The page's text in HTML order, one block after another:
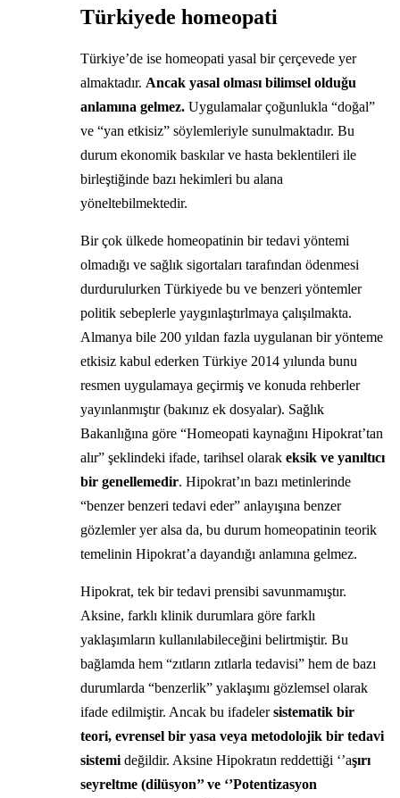
Türkiyede homeopati
Türkiye’de ise homeopati yasal bir çerçevede yer
almaktadır. Ancak yasal olması bilimsel olduğu
anlamına gelmez. Uygulamalar çoğunlukla “doğal”
ve “yan etkisiz” söylemleriyle sunulmaktadır. Bu
durum ekonomik baskılar ve hasta beklentileri ile
birleştiğinde bazı hekimleri bu alana
yöneltebilmektedir.
Bir çok ülkede homeopatinin bir tedavi yöntemi
olmadığı ve sağlık sigortaları tarafından ödenmesi
durdurulurken Türkiyede bu ve benzeri yöntemler
politik sebeplerle yaygınlaştırlmaya çalışılmakta.
Almanya bile 200 yıldan fazla uygulanan bir yönteme
etkisiz kabul ederken Türkiye 2014 yılunda bunu
resmen uygulamaya geçirmiş ve konuda rehberler
yayınlanmıştır (bakınız ek dosyalar). Sağlık
Bakanlığına göre “Homeopati kaynağını Hipokrat’tan
alır” şeklindeki ifade, tarihsel olarak eksik ve yanıltıcı
bir genellemedir. Hipokrat’ın bazı metinlerinde
“benzer benzeri tedavi eder” anlayışına benzer
gözlemler yer alsa da, bu durum homeopatinin teorik
temelinin Hipokrat’a dayandığı anlamına gelmez.
Hipokrat, tek bir tedavi prensibi savunmamıştır.
Aksine, farklı klinik durumlara göre farklı
yaklaşımların kullanılabileceğini belirtmiştir. Bu
bağlamda hem “zıtların zıtlarla tedavisi” hem de bazı
durumlarda “benzerlik” yaklaşımı gözlemsel olarak
ifade edilmiştir. Ancak bu ifadelersistematik bir
teori, evrensel bir yasa veya metodolojik bir tedavi
sistemi değildir. Aksine Hipokratın reddettiği ‘’aşırı
seyreltme (dilüsyon’’ ve ‘’Potentizasyon